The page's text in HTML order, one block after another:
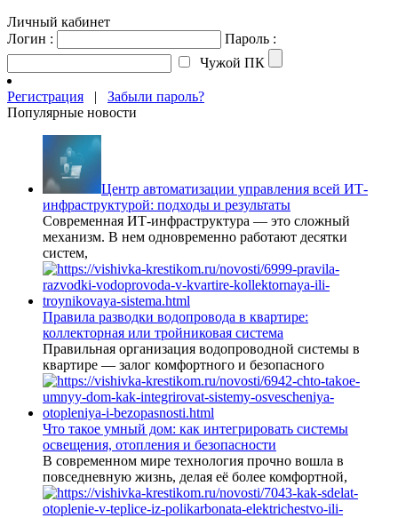
Личный кабинет
Логин :
Пароль :
Чужой ПК
Регистрация | Забыли пароль?
Популярные новости
Центр автоматизации управления всей ИТ-
инфраструктурой: подходы и результаты
Современная ИТ-инфраструктура — это сложный
механизм. В нем одновременно работают десятки
систем,
Правила разводки водопровода в квартире:
коллекторная или тройниковая система
Правильная организация водопроводной системы в
квартире — залог комфортного и безопасного
Что такое умный дом: как интегрировать системы
освещения, отопления и безопасности
В современном мире технология прочно вошла в
повседневную жизнь, делая её более комфортной,